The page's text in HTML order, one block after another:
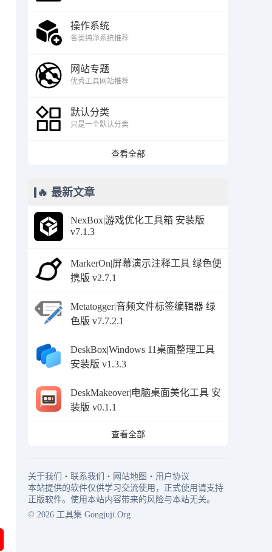
操作系统
各类纯净系统推荐
网站专题
优秀工具网站推荐
默认分类
只是一个默认分类
查看全部
🔥 最新文章
NexBox|游戏优化工具箱 安装版
v7.1.3
MarkerOn|屏幕演示注释工具 绿色便
携版 v2.7.1
Metatogger|音频文件标签编辑器 绿
色版 v7.7.2.1
DeskBox|Windows 11桌面整理工具
安装版 v1.3.3
DeskMakeover|电脑桌面美化工具 安
装版 v0.1.1
查看全部
关于我们 ・ 联系我们 ・ 网站地图 ・ 用户协议
本站提供的软件仅供学习交流使用，正式使用请支持
正版软件。使用本站内容带来的风险与本站无关。
© 2026 工具集 Gongjuji.Org